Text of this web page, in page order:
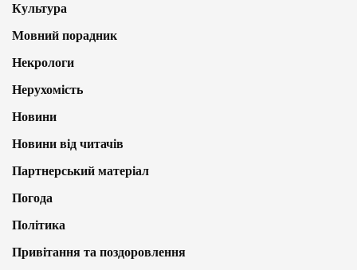
Культура
Мовний порадник
Некрологи
Нерухомість
Новини
Новини від читачів
Партнерський матеріал
Погода
Політика
Привітання та поздоровлення